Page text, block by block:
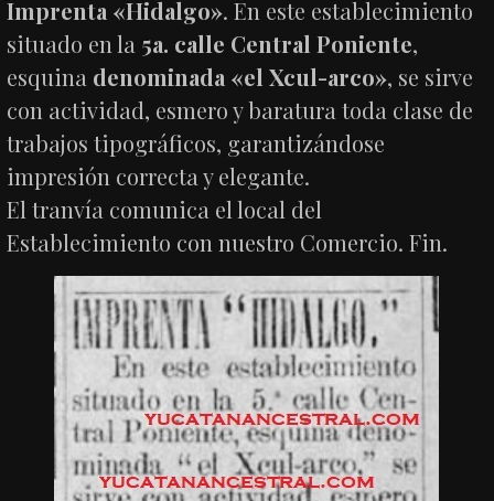
Imprenta «Hidalgo». En este establecimiento
situado en la 5a. calle Central Poniente,
esquina denominada «el Xcul-arco», se sirve
con actividad, esmero y baratura toda clase de
trabajos tipográficos, garantizándose
impresión correcta y elegante.
El tranvía comunica el local del
Establecimiento con nuestro Comercio. Fin.